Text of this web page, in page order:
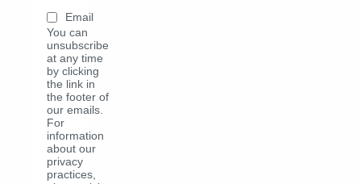
Email
You can
unsubscribe
at any time
by clicking
the link in
the footer of
our emails.
For
information
about our
privacy
practices,